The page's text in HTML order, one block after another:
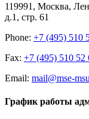
119991, Москва,
д.1, стр. 61
Phone: +7 (495) 510
Fax: +7 (495) 510 52
Email: mail@mse-
График работы